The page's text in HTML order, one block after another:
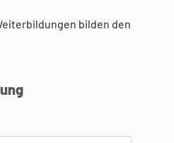
bilden den